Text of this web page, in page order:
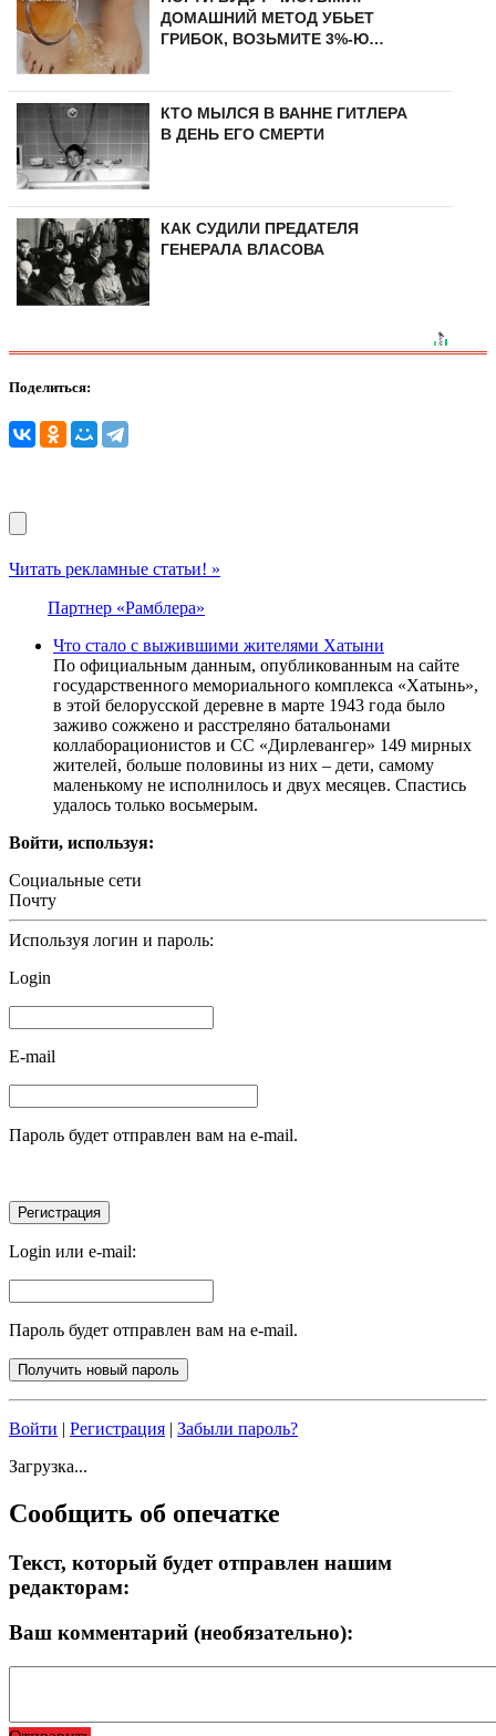
ДОМАШНИЙ МЕТОД УБЬЕТ
ГРИБОК, ВОЗЬМИТЕ 3%-Ю…
КТО МЫЛСЯ В ВАННЕ ГИТЛЕРА
В ДЕНЬ ЕГО СМЕРТИ
КАК СУДИЛИ ПРЕДАТЕЛЯ
ГЕНЕРАЛА ВЛАСОВА
Поделиться:
Читать рекламные статьи! »
Партнер «Рамблера»
Что стало с выжившими жителями Хатыни
По официальным данным, опубликованным на сайте
государственного мемориального комплекса «Хатынь»,
в этой белорусской деревне в марте 1943 года было
заживо сожжено и расстреляно батальонами
коллаборационистов и СС «Дирлевангер» 149 мирных
жителей, больше половины из них – дети, самому
маленькому не исполнилось и двух месяцев. Спастись
удалось только восьмерым.
Войти, используя:
Социальные сети
Почту
Используя логин и пароль:
Login
E-mail
Пароль будет отправлен вам на e-mail.
Login или e-mail:
Пароль будет отправлен вам на e-mail.
Войти Регистрация
Забыли пароль?
Загрузка...
Сообщить об опечатке
Текст, который будет отправлен нашим
редакторам:
Ваш комментарий (необязательно):